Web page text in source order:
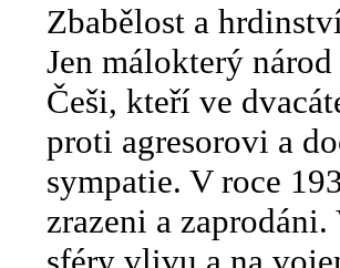
Zbabělost a
Jen málokterý
Češi, kteří ve
proti agresorovi a
sympatie. V roce
zrazeni a